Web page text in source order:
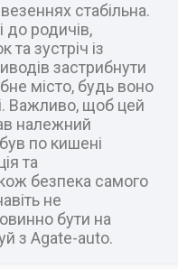
стабільна.
до родичів,
та зустріч із
застрибнути
місто, будь воно
Важливо, щоб цей
належний
по кишені
та
безпека самого
не
бути на
з Agate-auto.